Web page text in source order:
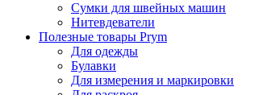
Сумки для швейных машин
Нитевдеватели
Полезные товары Prym
Для одежды
Булавки
Для измерения и маркировки